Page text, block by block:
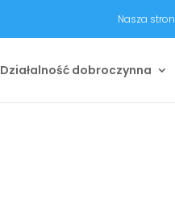
Nasza
Działalność dobroczynna